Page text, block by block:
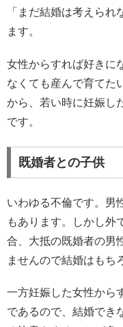
「まだ結婚は考えられ
ます。
女性からすれば好きに
なくても産んで育てた
から、若い時に妊娠し
です。
既婚者との子供
いわゆる不倫です。男
もあります。しかし外
合、大抵の既婚者の男
ませんので結婚はもち
一方妊娠した女性から
であるので、結婚でき